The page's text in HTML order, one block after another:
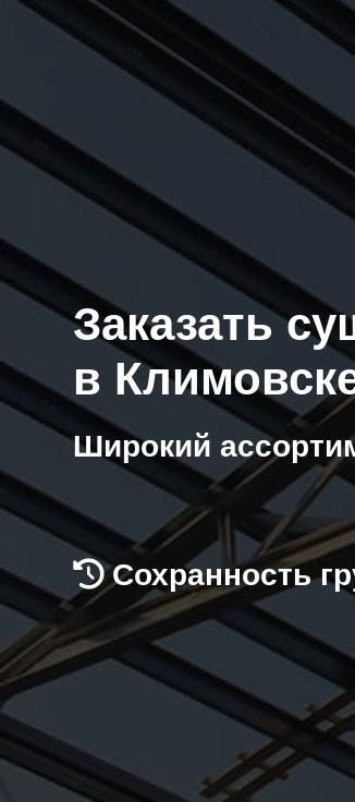
Заказать
в
Широкий
Сохранность